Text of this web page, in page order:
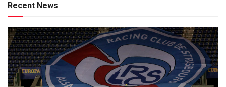
Recent News